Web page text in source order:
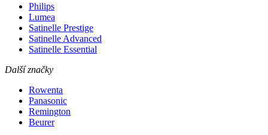
Philips
Lumea
Satinelle Prestige
Satinelle Advanced
Satinelle Essential
Další značky
Rowenta
Panasonic
Remington
Beurer